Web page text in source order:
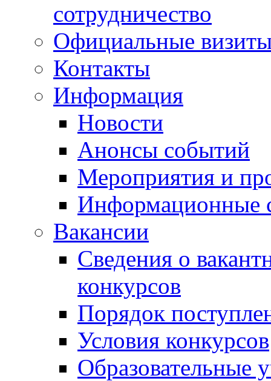
сотрудничество
Официальные
Контакты
Информация
Новости
Анонсы событий
Мероприятия и
Информационные
Вакансии
Сведения о
конкурсов
Порядок
Условия конкурсов
Образовательные